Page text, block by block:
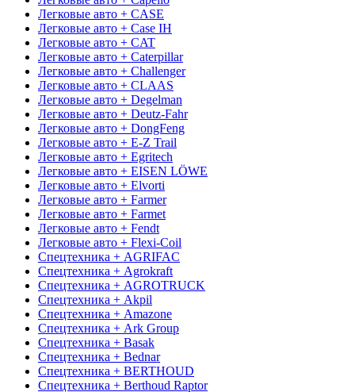
Легковые авто + CASE
Легковые авто + Case IH
Легковые авто + CAT
Легковые авто + Caterpillar
Легковые авто + Challenger
Легковые авто + CLAAS
Легковые авто + Degelman
Легковые авто + Deutz-Fahr
Легковые авто + DongFeng
Легковые авто + E-Z Trail
Легковые авто + Egritech
Легковые авто + EISEN LÖWE
Легковые авто + Elvorti
Легковые авто + Farmer
Легковые авто + Farmet
Легковые авто + Fendt
Легковые авто + Flexi-Coil
Спецтехника + AGRIFAC
Спецтехника + Agrokraft
Спецтехника + AGROTRUCK
Спецтехника + Akpil
Спецтехника + Amazone
Спецтехника + Ark Group
Спецтехника + Basak
Спецтехника + Bednar
Спецтехника + BERTHOUD
Спецтехника + Berthoud Raptor